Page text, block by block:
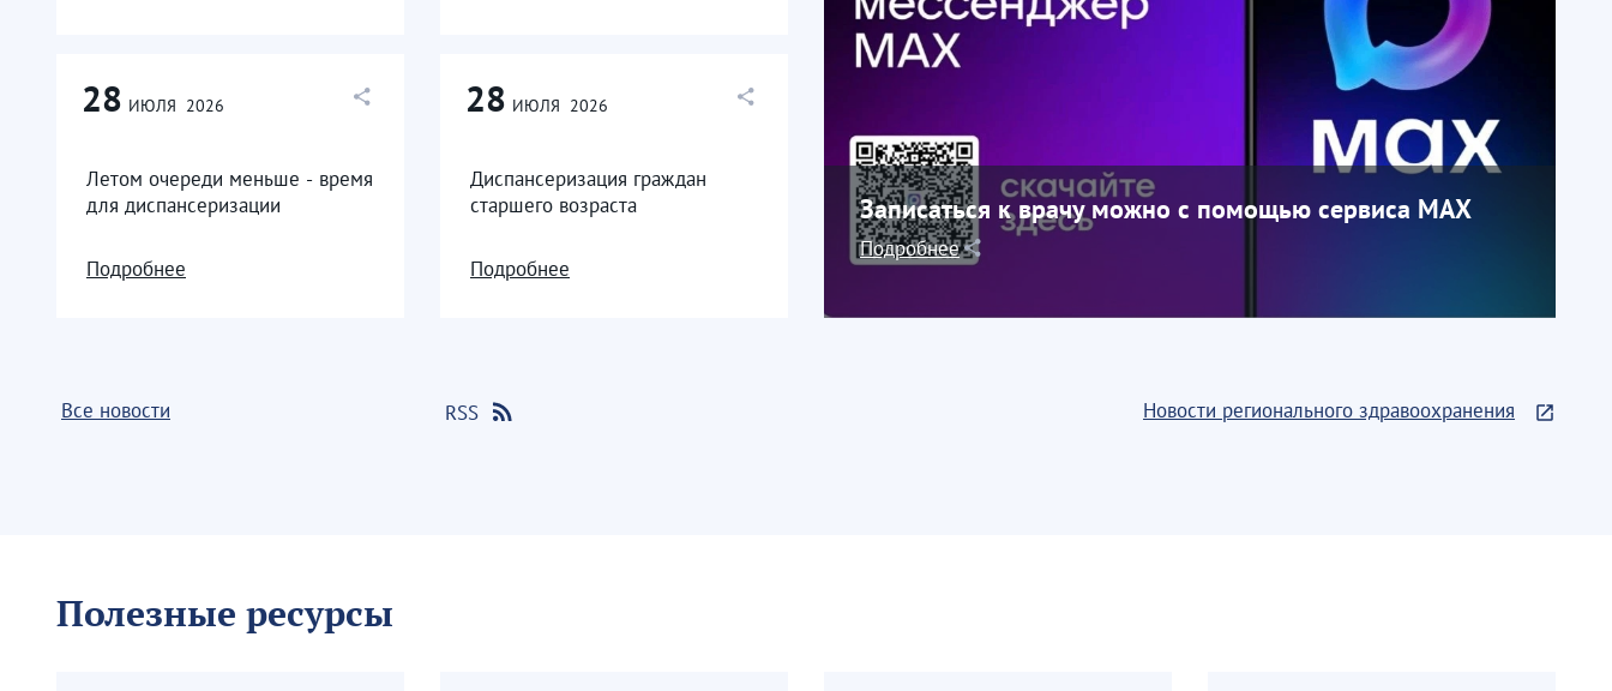
28 ИЮЛЯ 2026
Летом очереди меньше - время
для диспансеризации
Подробнее
28 ИЮЛЯ 2026
Диспансеризация граждан
старшего возраста
Подробнее
Записаться к врачу можно с помощью сервиса МАХ
Подробнее
Все новости RSS Новости регионального здравоохранения
Полезные ресурсы